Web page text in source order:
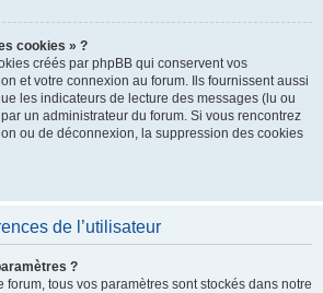
cookies » ?
créés par phpBB qui conservent vos
et votre connexion au forum. Ils fournissent aussi
les indicateurs de lecture des messages (lu ou
un administrateur du forum. Si vous rencontrez
ou de déconnexion, la suppression des cookies
de l’utilisateur
?
forum, tous vos paramètres sont stockés dans notre